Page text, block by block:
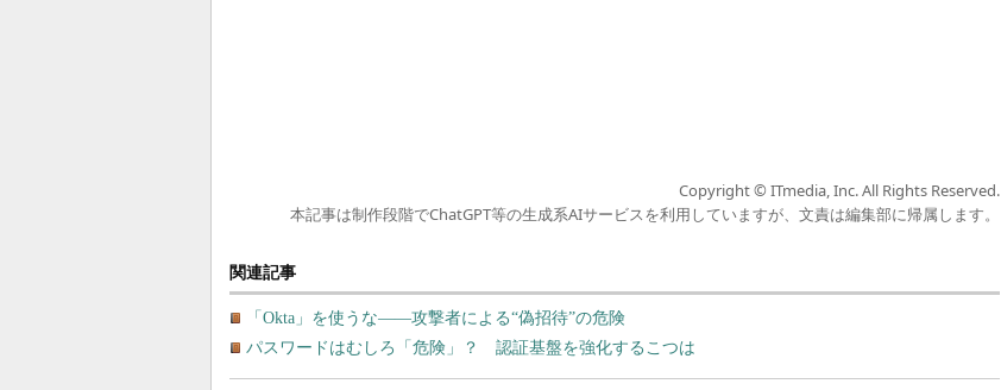
Copyright © ITmedia, Inc. All Rights Reserved.
本記事は制作段階でChatGPT等の生成系AIサービスを利用していますが、文責は編集部に帰属します。
関連記事
「Okta」を使うな――攻撃者による“偽招待”の危険
パスワードはむしろ「危険」？ 認証基盤を強化するこつは